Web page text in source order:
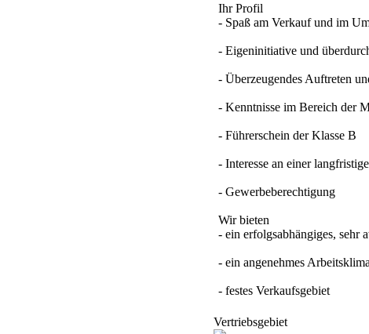
Ihr Profil
- Spaß am Verkauf und im
- Eigeninitiative und
- Überzeugendes Auftreten
- Kenntnisse im Bereich der
- Führerschein der Klasse B
- Interesse an einer
- Gewerbeberechtigung
Wir bieten
- ein erfolgsabhängiges, sehr
- ein angenehmes
- festes Verkaufsgebiet
Vertriebsgebiet